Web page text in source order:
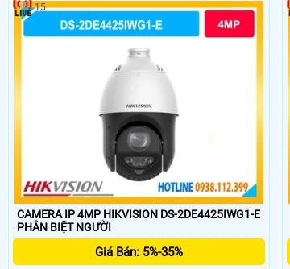
CAMERA IP 4MP HIKVISION DS-2DE4425IWG1-E
PHÂN BIỆT NGƯỜI
Giá Bán: 5%-35%
15